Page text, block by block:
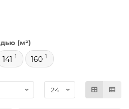
(м²)
141 1 160 1